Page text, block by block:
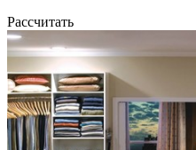
Рассчитать